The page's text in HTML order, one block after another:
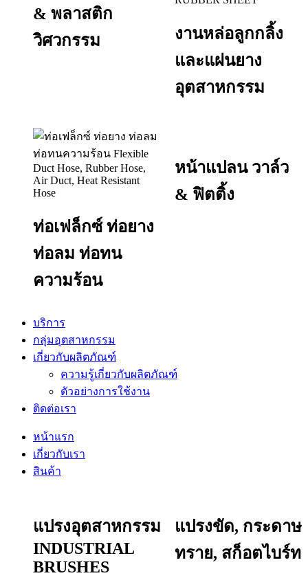
& พลาสติก
วิศวกรรม
งานหล่อลูกกลิ้ง
และแผ่นยาง
อุตสาหกรรม
ท่อเฟล็กซ์ ท่อยาง
ท่อลม ท่อทน
ความร้อน
หน้าแปลน วาล์ว
& ฟิตติ้ง
บริการ
กลุ่มอุตสาหกรรม
เกี่ยวกับผลิตภัณฑ์
ความรู้เกี่ยวกับผลิตภัณฑ์
ตัวอย่างการใช้งาน
ติดต่อเรา
หน้าแรก
เกี่ยวกับเรา
สินค้า
แปรงอุตสาหกรรม
INDUSTRIAL
BRUSHES
แปรงขัด, กระดาษ
ทราย, สก็อตไบร์ท